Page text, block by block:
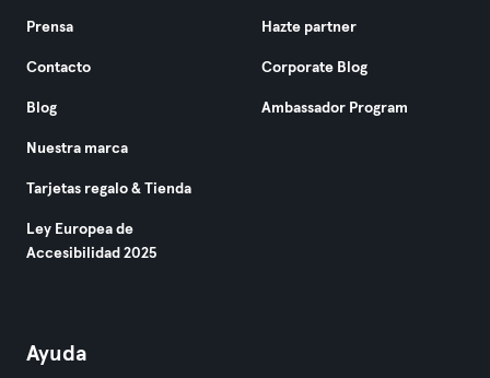
Prensa
Contacto
Blog
Nuestra marca
Tarjetas regalo & Tienda
Ley Europea de
Accesibilidad 2025
Hazte partner
Corporate Blog
Ambassador Program
Ayuda